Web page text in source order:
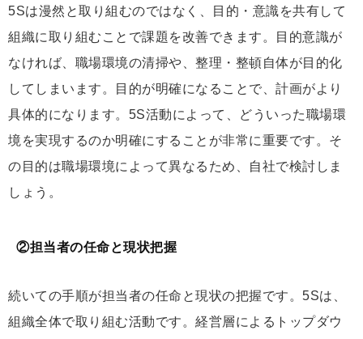
5Sは漫然と取り組むのではなく、目的・意識を共有して
組織に取り組むことで課題を改善できます。目的意識が
なければ、職場環境の清掃や、整理・整頓自体が目的化
してしまいます。目的が明確になることで、計画がより
具体的になります。5S活動によって、どういった職場環
境を実現するのか明確にすることが非常に重要です。そ
の目的は職場環境によって異なるため、自社で検討しま
しょう。
②担当者の任命と現状把握
続いての手順が担当者の任命と現状の把握です。5Sは、
組織全体で取り組む活動です。経営層によるトップダウ